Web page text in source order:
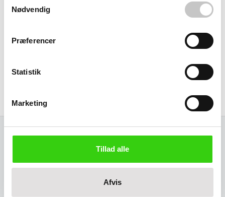
Nødvendig
Præferencer
Statistik
Marketing
Tillad alle
Afvis
800
Godkendt til fødevarer
Størrelse (L x b x h):